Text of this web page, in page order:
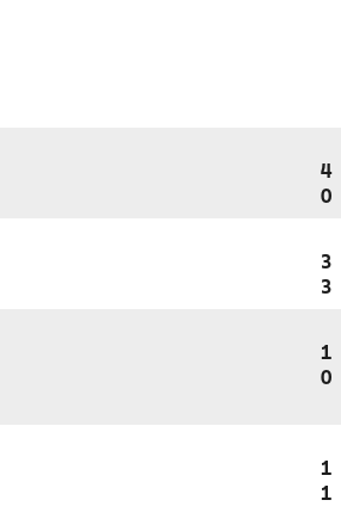
4
0
3
3
1
0
1
1